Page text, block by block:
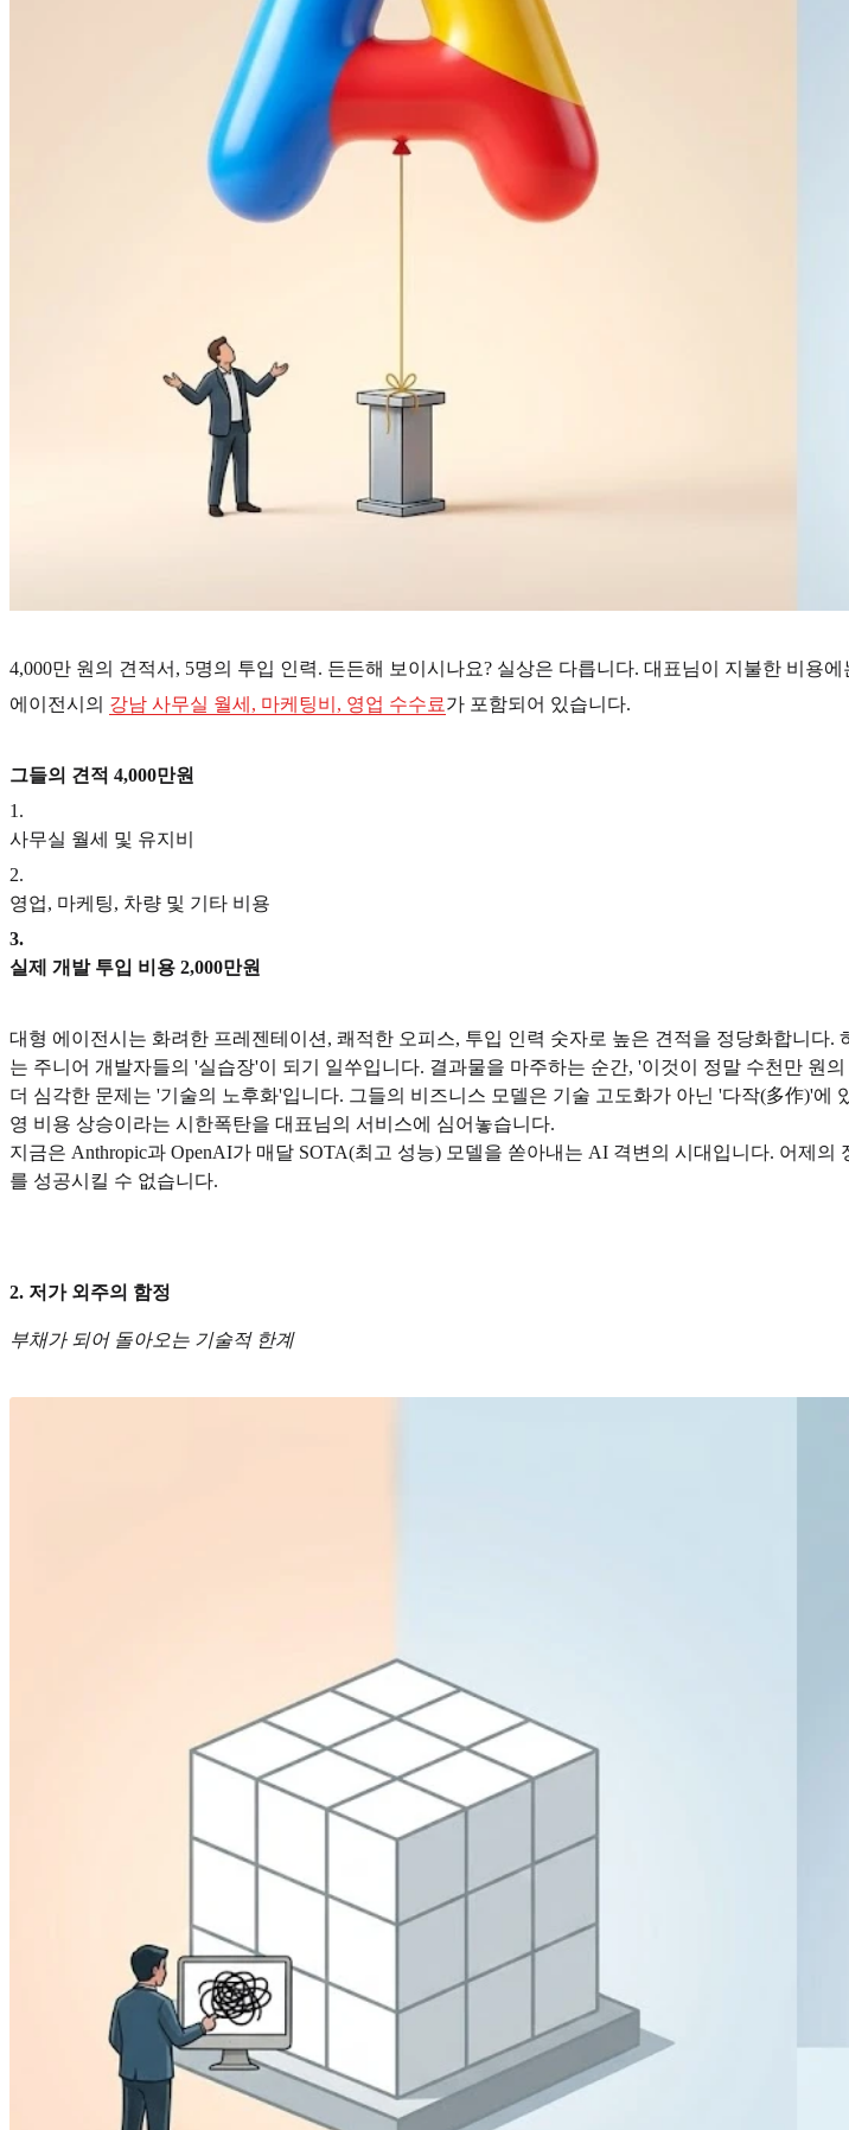
4,000만 원의 견적서, 5명의 투입 인력. 든든해 보이시나요? 실상은 다릅니다. 대표님이 지불한 비용에
에이전시의 강남 사무실 월세, 마케팅비, 영업 수수료가 포함되어 있습니다.
그들의 견적 4,000만원
1 .
사무실 월세 및 유지비
2.
영업, 마케팅, 차량 및 기타 비용
3.
실제 개발 투입 비용 2,000만원
대형 에이전시는 화려한 프레젠테이션, 쾌적한 오피스, 투입 인력 숫자로 높은 견적을 정당화합니
는 주니어 개발자들의 '실습장'이 되기 일쑤입니다. 결과물을 마주하는 순간, '이것이 정말 수천만 원
더 심각한 문제는 '기술의 노후화'입니다. 그들의 비즈니스 모델은 기술 고도화가 아닌 '다작(多作)'
영 비용 상승이라는 시한폭탄을 대표님의 서비스에 심어놓습니다.
지금은 Anthropic과 OpenAI가 매달 SOTA(최고 성능) 모델을 쏟아내는 AI 격변의 시대입니다. 어제
를 성공시킬 수 없습니다.
2. 저가 외주의 함정
부채가 되어 돌아오는 기술적 한계